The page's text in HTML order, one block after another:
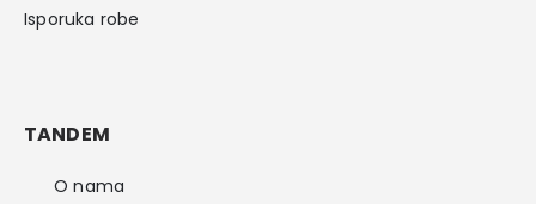
Isporuka robe
TANDEM
O nama